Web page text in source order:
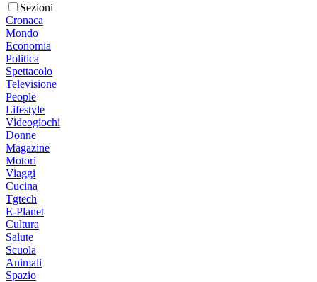
Sezioni
Cronaca
Mondo
Economia
Politica
Spettacolo
Televisione
People
Lifestyle
Videogiochi
Donne
Magazine
Motori
Viaggi
Cucina
Tgtech
E-Planet
Cultura
Salute
Scuola
Animali
Spazio